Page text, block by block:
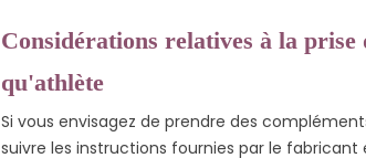
Considérations relatives à la
qu'athlète
Si vous envisagez de prendre des
suivre les instructions fournies par le